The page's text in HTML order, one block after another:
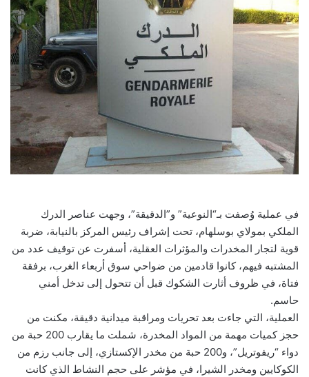
في عملية وُصفت بـ“النوعية” و”الدقيقة”، وجهت عناصر الدرك
الملكي بمولاي بوسلهام، تحت إشراف رئيس المركز بالنيابة، ضربة
قوية لتجار المخدرات والمؤثرات العقلية، أسفرت عن توقيف عدد من
المشتبه فيهم، كانوا قادمين من ضواحي سوق أربعاء الغرب، برفقة
فتاة، في ظروف أثارت الشكوك قبل أن تتحول إلى تدخل أمني
حاسم.
العملية، التي جاءت بعد تحريات ومراقبة ميدانية دقيقة، مكنت من
حجز كميات مهمة من المواد المخدرة، شملت ما يقارب 200 حبة من
دواء “ريفوتريل”، و200 حبة من مخدر الإكستازي، إلى جانب رزم من
الكوكايين ومخدر الشيرا، في مؤشر على حجم النشاط الذي كانت